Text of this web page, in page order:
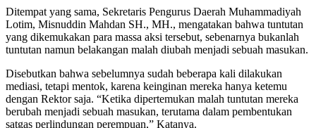
Ditempat yang sama, Sekretaris Pengurus Daerah Muhammadiyah
Lotim, Misnuddin Mahdan SH., MH., mengatakan bahwa tuntutan
yang dikemukakan para massa aksi tersebut, sebenarnya bukanlah
tuntutan namun belakangan malah diubah menjadi sebuah masukan.
Disebutkan bahwa sebelumnya sudah beberapa kali dilakukan
mediasi, tetapi mentok, karena keinginan mereka hanya ketemu
dengan Rektor saja. “Ketika dipertemukan malah tuntutan mereka
berubah menjadi sebuah masukan, terutama dalam pembentukan
satgas perlindungan perempuan,” Katanya.